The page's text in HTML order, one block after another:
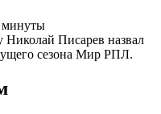
минуты
Николай Писарев назвал
сезона Мир РПЛ.